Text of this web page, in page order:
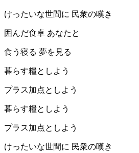
けったいな世間に 民衆の嘆き
囲んだ食卓 あなたと
食う寝る 夢を見る
暮らす糧としよう
プラス加点としよう
暮らす糧としよう
プラス加点としよう
けったいな世間に 民衆の嘆き